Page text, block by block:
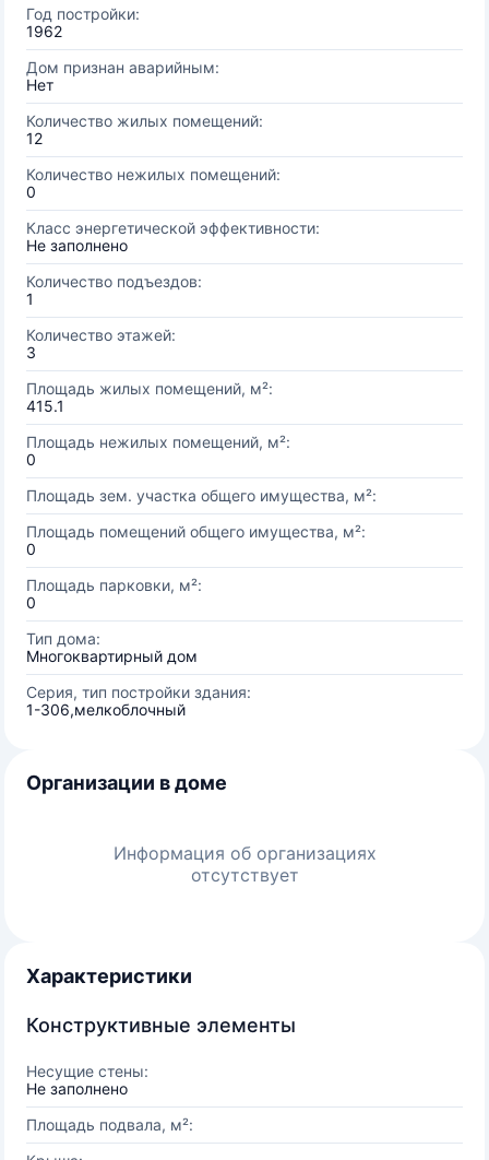
Год постройки:
1962
Дом признан аварийным:
Нет
Количество жилых помещений:
12
Количество нежилых помещений:
0
Класс энергетической эффективности:
Не заполнено
Количество подъездов:
1
Количество этажей:
3
Площадь жилых помещений, м²:
415.1
Площадь нежилых помещений, м²:
0
Площадь зем. участка общего имущества, м²:
Площадь помещений общего имущества, м²:
0
Площадь парковки, м²:
0
Тип дома:
Многоквартирный дом
Серия, тип постройки здания:
1-306,мелкоблочный
Организации в доме
Информация об организациях
отсутствует
Характеристики
Конструктивные элементы
Несущие стены:
Не заполнено
Площадь подвала, м²: